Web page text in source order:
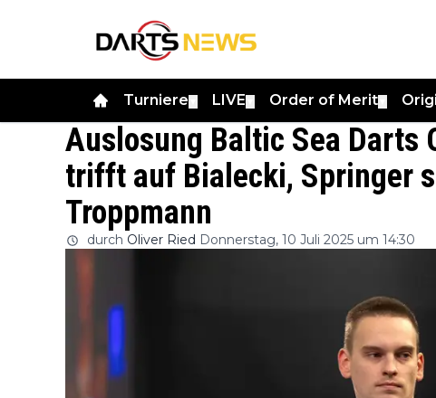
Turniere LIVE Order of Merit
Auslosung Baltic Sea Darts
trifft auf Bialecki, Springer
Troppmann
durch Oliver Ried Donnerstag, 10 Juli 2025 um 14:30